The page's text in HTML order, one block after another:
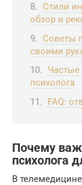
Стили
обзор и
Советы
своими
психолога
FAQ:
Почему
психолога
В